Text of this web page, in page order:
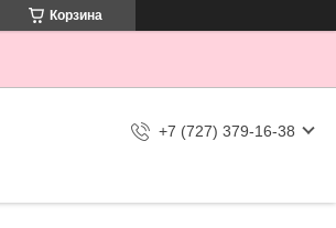
Корзина
+7 (727) 379-16-38